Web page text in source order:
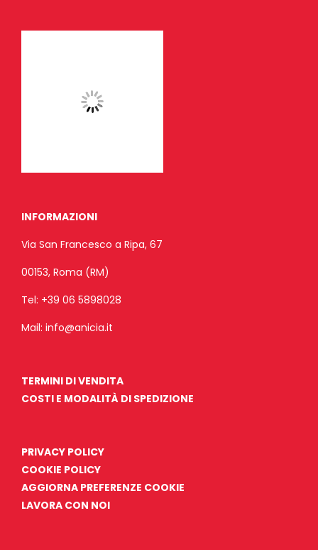
INFORMAZIONI
Via San Francesco a Ripa, 67
00153, Roma (RM)
Tel: +39 06 5898028
Mail: info@anicia.it
TERMINI DI VENDITA
COSTI E MODALITÀ DI SPEDIZIONE
PRIVACY POLICY
COOKIE POLICY
AGGIORNA PREFERENZE COOKIE
LAVORA CON NOI